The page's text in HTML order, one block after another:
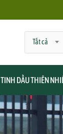
Tất cả
TINH DẦU THIÊN